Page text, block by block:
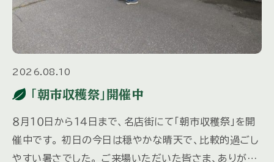
2026.08.10
「朝市収穫祭」開催中
８月１０日から１４日まで、名店街にて「朝市収穫祭」を開
催中です。 初日の今日は穏やかな晴天で、比較的過ごし
やすい暑さでした。 ご来場いただいた皆さま、ありがと